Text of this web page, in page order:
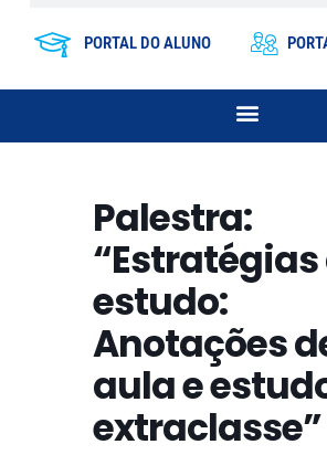
PORTAL DO ALUNO
Palestra:
“Estratégias
estudo:
Anotações
aula e
extraclasse”